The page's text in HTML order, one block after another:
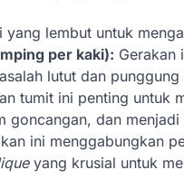
yang lembut untuk
per kaki): Gerakan
lutut dan
tumit ini penting untuk
goncangan, dan
ini menggabungkan
yang krusial untuk